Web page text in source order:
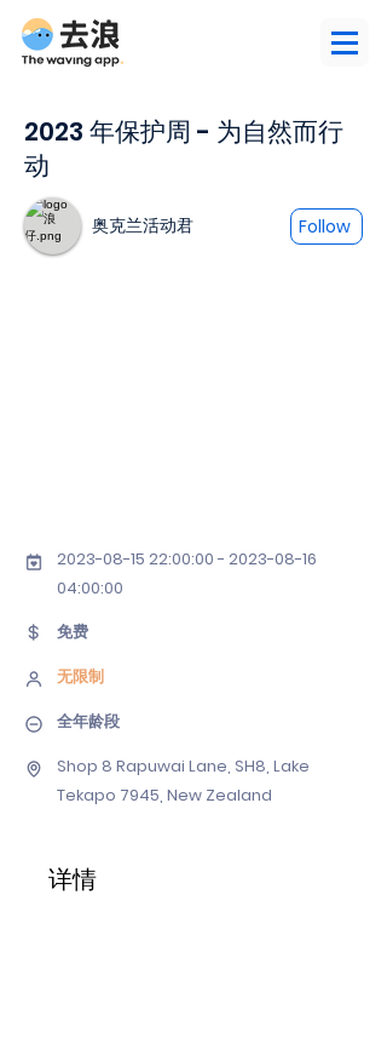
2023 年保护周 - 为自然而行
动
奥克兰活动君 Follow
2023-08-15 22:00:00 - 2023-08-16
04:00:00
免费
无限制
全年龄段
Shop 8 Rapuwai Lane, SH8, Lake
Tekapo 7945, New Zealand
详情